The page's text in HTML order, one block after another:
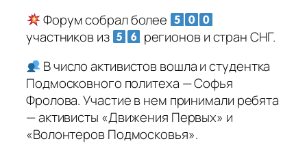
Форум собрал более
участников из
регионов и стран СНГ.
В число активистов вошла и студентка
Подмосковного политеха — Софья
Фролова. Участие в нем принимали ребята
— активисты «Движения Первых» и
«Волонтеров Подмосковья».